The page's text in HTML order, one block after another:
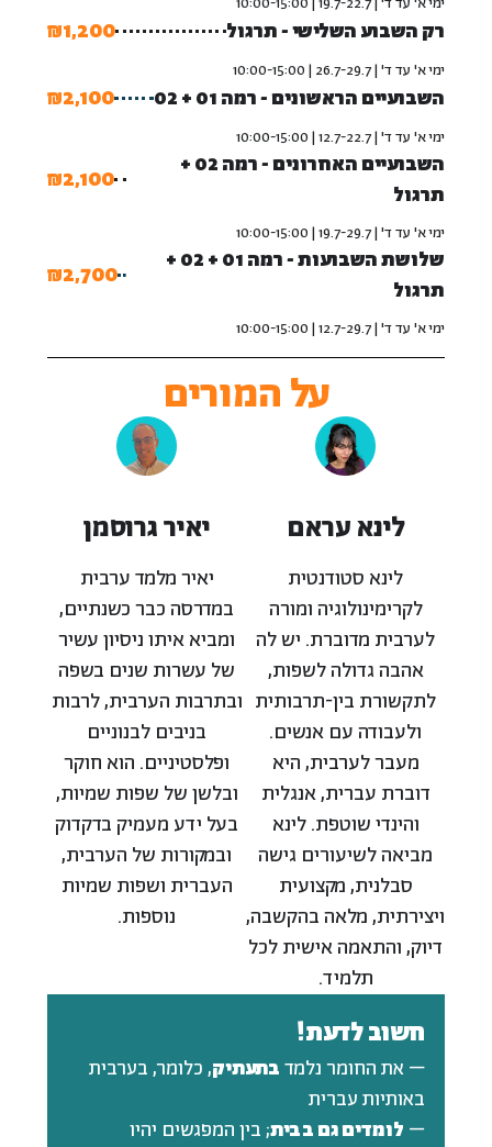
רק השבוע השלישי - תרגול ₪1,200
ימי א' עד ד' | 26.7-29.7 | 10:00-15:00
השבועיים הראשונים - רמה 01 + 02 ₪2,100
ימי א' עד ד' | 12.7-22.7 | 10:00-15:00
השבועיים האחרונים - רמה 02 +
תרגול
₪2,100
ימי א' עד ד' | 19.7-29.7 | 10:00-15:00
שלושת השבועות - רמה 01 + 02 +
תרגול
₪2,700
ימי א' עד ד' | 12.7-29.7 | 10:00-15:00
על המורים
לינא עראם
לינא סטודנטית
לקרימינולוגיה ומורה
לערבית מדוברת. יש לה
אהבה גדולה לשפות,
לתקשורת בין-תרבותית
ולעבודה עם אנשים.
מעבר לערבית, היא
דוברת עברית, אנגלית
והינדי שוטפת. לינא
מביאה לשיעורים גישה
סבלנית, מקצועית
ויצירתית, מלאה בהקשבה,
דיוק, והתאמה אישית לכל
תלמיד.
יאיר גרוסמן
יאיר מלמד ערבית
במדרסה כבר כשנתיים,
ומביא איתו ניסיון עשיר
של עשרות שנים בשפה
ובתרבות הערבית, לרבות
בניבים לבנוניים
ופלסטיניים. הוא חוקר
ובלשן של שפות שמיות,
בעל ידע מעמיק בדקדוק
ובמקורות של הערבית,
העברית ושפות שמיות
נוספות.
חשוב לדעת!
– את החומר נלמד בתעתיק, כלומר, בערבית
באותיות עברית
– לומדים גם בבית; בין המפגשים יהיו